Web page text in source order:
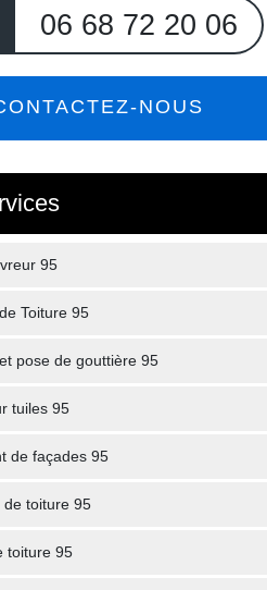
06 68 72 20 06
NOUS
95
Toiture 95
pose de gouttière 95
tuiles 95
de façades 95
de toiture 95
toiture 95